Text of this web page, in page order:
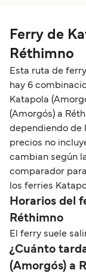
Ferry de
Réthimno
Esta ruta de
hay 6
Katapola
(Amorgós) a
dependiendo de
precios no
cambian según
comparador
los ferries
Horarios del
Réthimno
El ferry suele
¿Cuánto
(Amorgós) a